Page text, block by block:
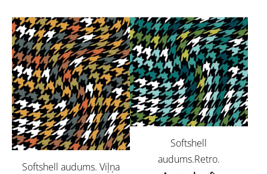
Softshell audums. Viļņa
Softshell
audums.Retro.